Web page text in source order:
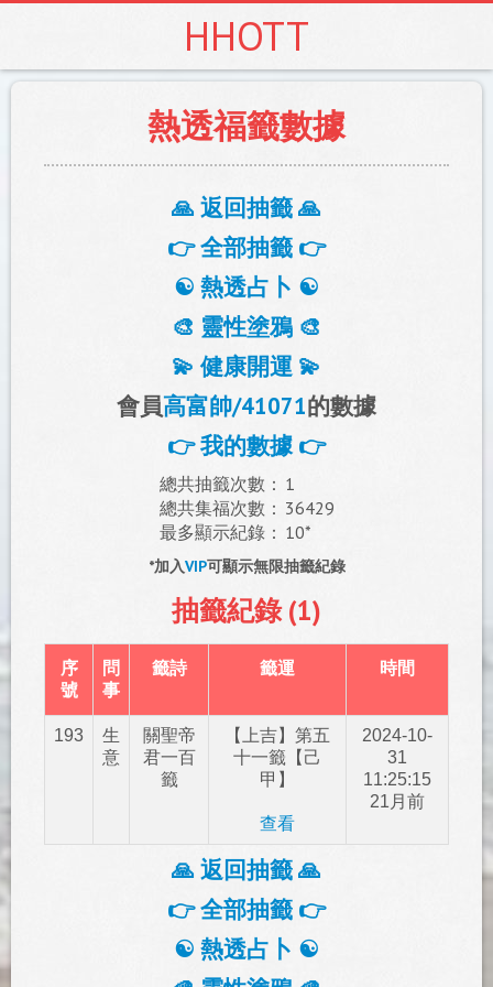
HHOTT
熱透福籤數據
🙏 返回抽籤 🙏
👉 全部抽籤 👉
☯️ 熱透占卜 ☯️
🎨 靈性塗鴉 🎨
💫 健康開運 💫
會員高富帥/41071的數據
👉 我的數據 👉
總共抽籤次數： 1
總共集福次數： 36429
最多顯示紀錄： 10*
*加入VIP可顯示無限抽籤紀錄
抽籤紀錄 (1)
序
號
問
事
籤詩 籤運 時間
193
生
意
關聖帝
君一百
籤
【上吉】第五
十一籤【己
甲】
查看
2024-10-
31
11:25:15
21月前
🙏 返回抽籤 🙏
👉 全部抽籤 👉
☯️ 熱透占卜 ☯️